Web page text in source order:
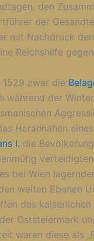
den
der
mit Nachdruck
Reichshilfe
1529 zwar die
während der
Herannahen
I. die
bei Wien
weiten Ebenen
des
Oststeiermark
waren diese als